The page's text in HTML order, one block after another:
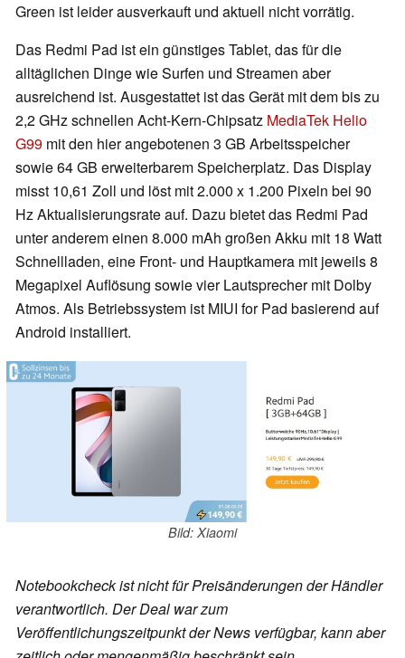
Green ist leider ausverkauft und aktuell nicht vorrätig.
Das Redmi Pad ist ein günstiges Tablet, das für die
alltäglichen Dinge wie Surfen und Streamen aber
ausreichend ist. Ausgestattet ist das Gerät mit dem bis zu
2,2 GHz schnellen Acht-Kern-Chipsatz MediaTek Helio
G99 mit den hier angebotenen 3 GB Arbeitsspeicher
sowie 64 GB erweiterbarem Speicherplatz. Das Display
misst 10,61 Zoll und löst mit 2.000 x 1.200 Pixeln bei 90
Hz Aktualisierungsrate auf. Dazu bietet das Redmi Pad
unter anderem einen 8.000 mAh großen Akku mit 18 Watt
Schnellladen, eine Front- und Hauptkamera mit jeweils 8
Megapixel Auflösung sowie vier Lautsprecher mit Dolby
Atmos. Als Betriebssystem ist MIUI for Pad basierend auf
Android installiert.
Bild: Xiaomi
Notebookcheck ist nicht für Preisänderungen der Händler
verantwortlich. Der Deal war zum
Veröffentlichungszeitpunkt der News verfügbar, kann aber